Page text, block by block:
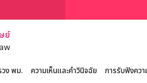
ย์
วง พม. ความเห็นและคำวินิจฉัย การรับฟังคว